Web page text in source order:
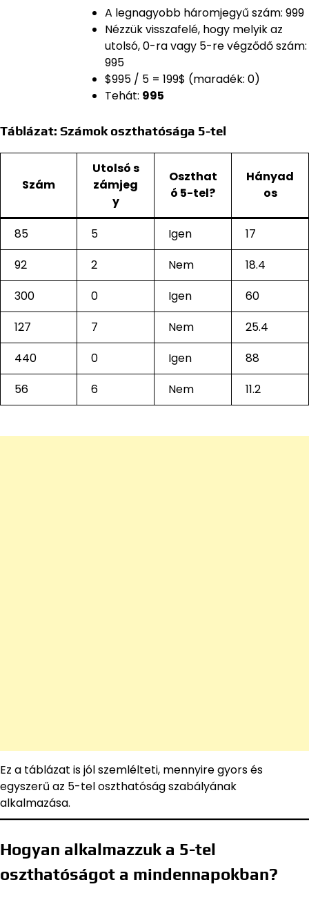
A legnagyobb háromjegyű szám: 999
Nézzük visszafelé, hogy melyik az
utolsó, 0-ra vagy 5-re végződő szám:
995
$995 / 5 = 199$ (maradék: 0)
Tehát: 995
Táblázat: Számok oszthatósága 5-tel
Szám
Utolsó s
zámjeg
y
Oszthat
ó 5-tel?
Hányad
os
85 5 Igen
17
92
2 Nem
18.4
300
0 Igen
60
127
7 Nem
25.4
440
0 Igen
88
56
6 Nem 11.2
Ez a táblázat is jól szemlélteti, mennyire gyors és
egyszerű az 5-tel oszthatóság szabályának
alkalmazása.
Hogyan alkalmazzuk a 5-tel
oszthatóságot a mindennapokban?